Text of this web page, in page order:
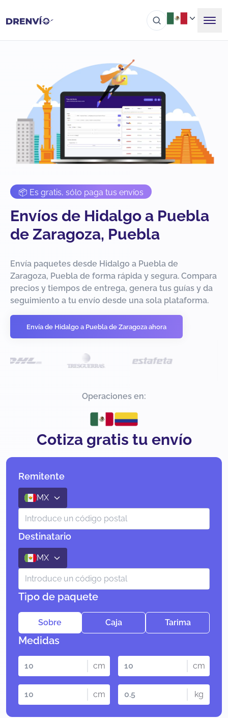
📦 Es gratis, sólo paga tus envíos
Envíos de Hidalgo a Puebla
de Zaragoza, Puebla
Envía paquetes desde Hidalgo a Puebla de
Zaragoza, Puebla de forma rápida y segura. Compara
precios y tiempos de entrega, genera tus guías y da
seguimiento a tu envío desde una sola plataforma.
Envía de Hidalgo a Puebla de Zaragoza ahora
Operaciones en:
Cotiza gratis tu envío
Remitente
MX
Destinatario
MX
Tipo de paquete
Sobre Caja Tarima
Medidas
cm cm
cm kg